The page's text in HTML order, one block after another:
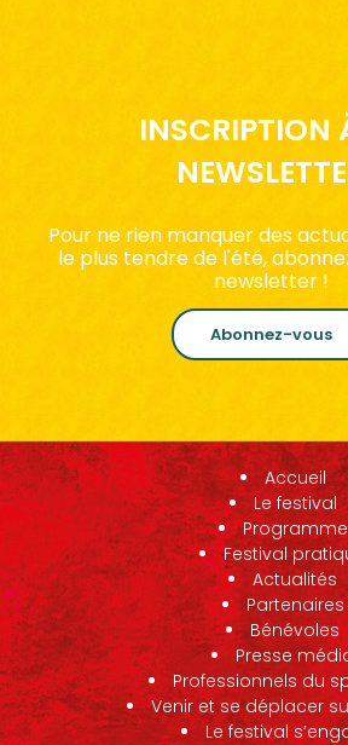
INSCRIPTION
Pour ne rien manquer des
le plus tendre de l'été,
newsletter !
Abonnez-vous
Accueil
Le festival
Programme
Festival
Actualités
Partenaires
Bénévoles
Presse
Professionnels du
Venir et se déplacer
Le festival